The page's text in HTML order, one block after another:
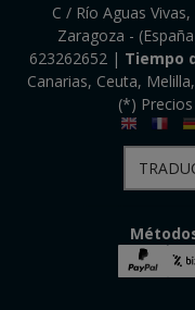
C / Río Aguas
Zaragoza -
623262652| Tiempo
Canarias, Ceuta,
(*)